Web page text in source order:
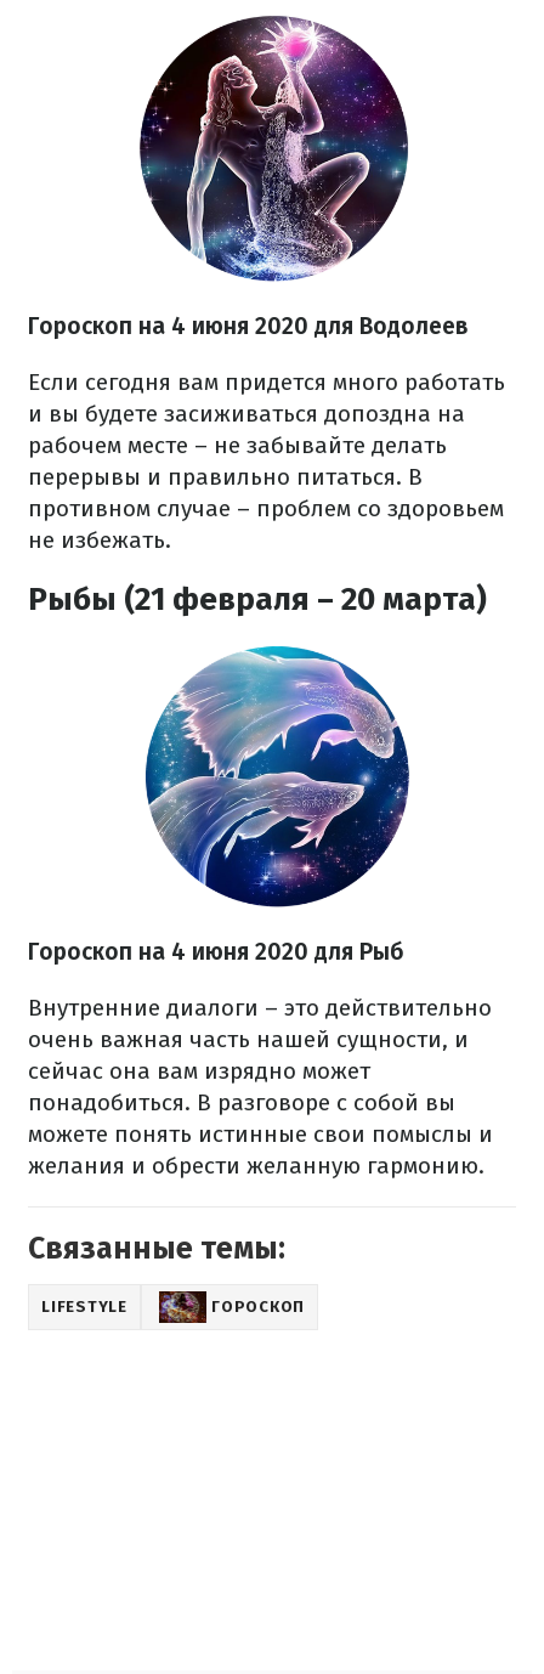
Гороскоп на 4 июня 2020 для Водолеев
Если сегодня вам придется много работать
и вы будете засиживаться допоздна на
рабочем месте – не забывайте делать
перерывы и правильно питаться. В
противном случае – проблем со здоровьем
не избежать.
Рыбы (21 февраля – 20 марта)
Гороскоп на 4 июня 2020 для Рыб
Внутренние диалоги – это действительно
очень важная часть нашей сущности, и
сейчас она вам изрядно может
понадобиться. В разговоре с собой вы
можете понять истинные свои помыслы и
желания и обрести желанную гармонию.
Связанные темы:
LIFESTYLE ГОРОСКОП